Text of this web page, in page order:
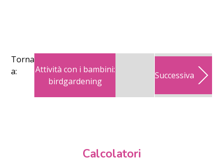
Torna
a:
Attività con i bambini:
birdgardening
Successiva
Calcolatori